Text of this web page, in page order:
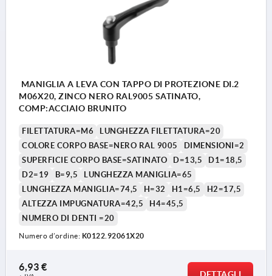
MANIGLIA A LEVA CON TAPPO DI PROTEZIONE DI.2
M06X20, ZINCO NERO RAL9005 SATINATO,
COMP:ACCIAIO BRUNITO
FILETTATURA=M6
LUNGHEZZA FILETTATURA=20
COLORE CORPO BASE=NERO RAL 9005
DIMENSIONI=2
SUPERFICIE CORPO BASE=SATINATO
D=13,5
D1=18,5
D2=19
B=9,5
LUNGHEZZA MANIGLIA=65
LUNGHEZZA MANIGLIA=74,5
H=32 H1=6,5
H2=17,5
ALTEZZA IMPUGNATURA=42,5
H4=45,5
NUMERO DI DENTI =20
Numero d’ordine: K0122.92061X20
6,93 €